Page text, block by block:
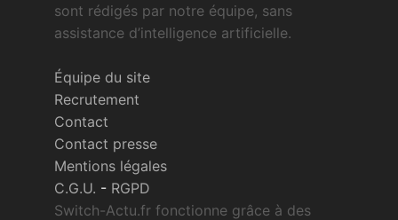
sont rédigés par notre équipe, sans
assistance d’intelligence artificielle.
Équipe du site
Recrutement
Contact
Contact presse
Mentions légales
C.G.U. - RGPD
Switch-Actu.fr fonctionne grâce à des